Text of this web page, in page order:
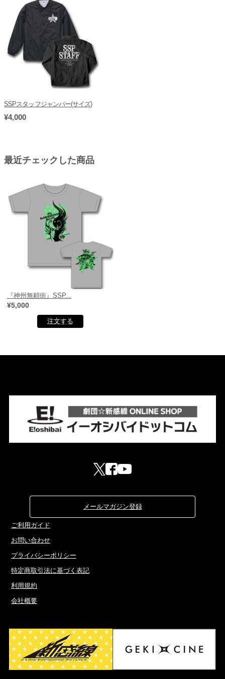
SSPスタッフジャンパー(サイズ)
¥4,000
最近チェックした商品
『神州無頼街』SSP...
¥5,000
メールマガジン登録
ご利用ガイド
お問い合わせ
プライバシーポリシー
特定商取引法に基づく表記
利用規約
会社概要